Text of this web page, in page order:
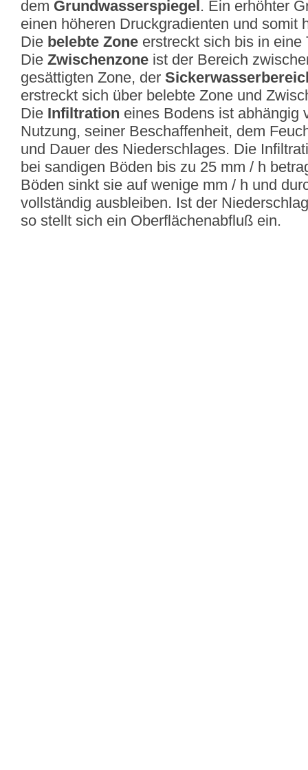
dem Grundwasserspiegel. Ein erhöhter
einen höheren Druckgradienten und somit
Die belebte Zone erstreckt sich bis in eine
Die Zwischenzone ist der Bereich
gesättigten Zone, der
erstreckt sich über belebte Zone und
Die Infiltration eines Bodens ist abhängig
Nutzung, seiner Beschaffenheit, dem
und Dauer des Niederschlages. Die
bei sandigen Böden bis zu 25 mm / h
Böden sinkt sie auf wenige mm / h und
vollständig ausbleiben. Ist der
so stellt sich ein Oberflächenabfluß ein.